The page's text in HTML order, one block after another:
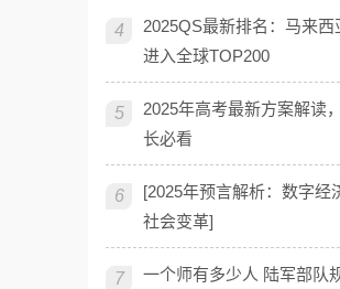
4
2025QS最新排名：马来西
进入全球TOP200
5
2025年高考最新方案解读
长必看
6
[2025年预言解析：数字经
社会变革]
7 一个师有多少人 陆军部队